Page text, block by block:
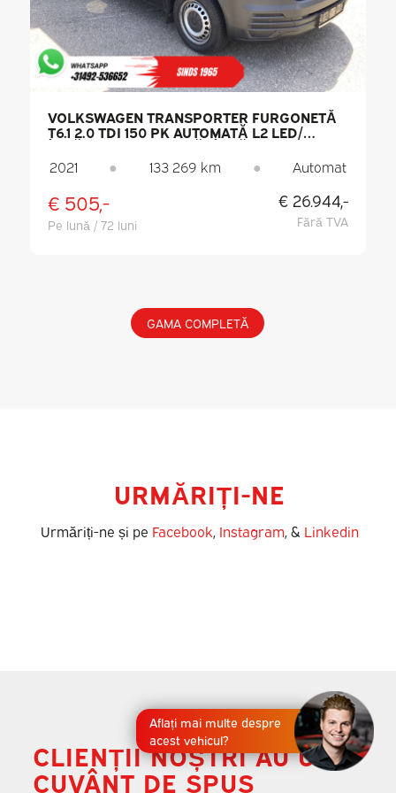
Aflați mai multe despre
acest vehicul?
VOLKSWAGEN TRANSPORTER FURGONETĂ
T6.1 2.0 TDI 150 PK AUTOMATĂ L2 LED/
SCAUNE/ CARPLAY/ PDC/ CRUISE
CONTROL/ AER CONDIȚIONAT/ CÂRLIG DE
2021 ● 133 269 km ● Automat
€ 505,-
Pe lună / 72 luni
€ 26.944,-
Fără TVA
GAMA COMPLETĂ
URMĂRIȚI-NE
Urmăriți-ne și pe Facebook, Instagram, & Linkedin
CLIENȚII NOȘTRI AU UN
CUVÂNT DE SPUS